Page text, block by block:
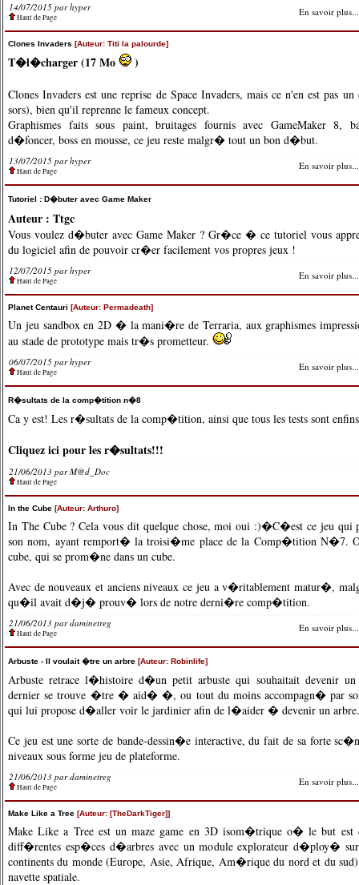
14/07/2015 par hyper
Haut de Page En savoir plus...
Clones Invaders [Auteur: Titi la palourde]
T�l�charger (17 Mo )
Clones Invaders est une reprise de Space Invaders, mais ce n'en est pas
sors), bien qu'il reprenne le fameux concept.
Graphismes faits sous paint, bruitages fournis avec GameMaker 8,
d�foncer, boss en mousse, ce jeu reste malgr� tout un bon d�but.
13/07/2015 par hyper
Haut de Page En savoir plus...
Tutoriel : D�buter avec Game Maker
Auteur : Ttgc
Vous voulez d�buter avec Game Maker ? Gr�ce � ce tutoriel vous
du logiciel afin de pouvoir cr�er facilement vos propres jeux !
12/07/2015 par hyper
Haut de Page En savoir plus...
Planet Centauri [Auteur: Permadeath]
Un jeu sandbox en 2D � la mani�re de Terraria, aux graphismes
au stade de prototype mais tr�s prometteur.
06/07/2015 par hyper
Haut de Page En savoir plus...
R�sultats de la comp�tition n�8
Ca y est! Les r�sultats de la comp�tition, ainsi que tous les tests sont
Cliquez ici pour les r�sultats!!!
21/06/2013 parM@d_Doc
Haut de Page
In the Cube [Auteur: Arthuro]
In The Cube ? Cela vous dit quelque chose, moi oui :)�C�est ce jeu
son nom, ayant remport� la troisi�me place de la Comp�tition N�7.
cube, qui se prom�ne dans un cube.
Avec de nouveaux et anciens niveaux ce jeu a v�ritablement matur�,
qu�il avait d�j� prouv� lors de notre derni�re comp�tition.
21/06/2013 pardaminetreg
Haut de Page En savoir plus...
Arbuste - Il voulait �tre un arbre [Auteur: Robinlife]
Arbuste retrace l�histoire d�un petit arbuste qui souhaitait devenir
dernier se trouve �tre � aid� �, ou tout du moins accompagn� par
qui lui propose d�aller voir le jardinier afin de l�aider � devenir un arbre.
Ce jeu est une sorte de bande-dessin�e interactive, du fait de sa forte
niveaux sous forme jeu de plateforme.
21/06/2013 pardaminetreg
Haut de Page En savoir plus...
Make Like a Tree [Auteur: [TheDarkTiger]]
Make Like a Tree est un maze game en 3D isom�trique o� le but
diff�rentes esp�ces d�arbres avec un module explorateur d�ploy�
continents du monde (Europe, Asie, Afrique, Am�rique du nord et du
navette spatiale.